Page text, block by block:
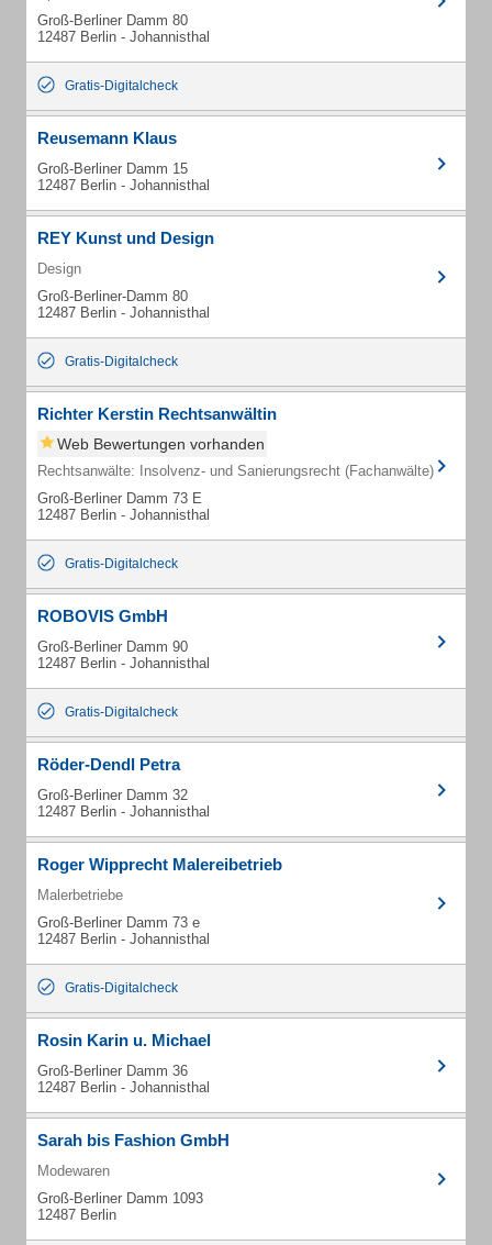
Groß-Berliner Damm 80
12487 Berlin - Johannisthal
Gratis-Digitalcheck
Reusemann Klaus
Groß-Berliner Damm 15
12487 Berlin - Johannisthal
REY Kunst und Design
Design
Groß-Berliner-Damm 80
12487 Berlin - Johannisthal
Gratis-Digitalcheck
Richter Kerstin Rechtsanwältin
Web Bewertungen vorhanden
Rechtsanwälte: Insolvenz- und Sanierungsrecht (Fachanwälte)
Groß-Berliner Damm 73 E
12487 Berlin - Johannisthal
Gratis-Digitalcheck
ROBOVIS GmbH
Groß-Berliner Damm 90
12487 Berlin - Johannisthal
Gratis-Digitalcheck
Röder-Dendl Petra
Groß-Berliner Damm 32
12487 Berlin - Johannisthal
Roger Wipprecht Malereibetrieb
Malerbetriebe
Groß-Berliner Damm 73 e
12487 Berlin - Johannisthal
Gratis-Digitalcheck
Rosin Karin u. Michael
Groß-Berliner Damm 36
12487 Berlin - Johannisthal
Sarah bis Fashion GmbH
Modewaren
Groß-Berliner Damm 1093
12487 Berlin